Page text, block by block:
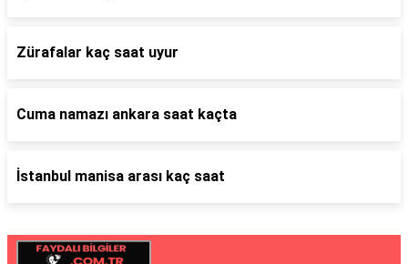
Zürafalar kaç saat uyur
Cuma namazı ankara saat kaçta
İstanbul manisa arası kaç saat